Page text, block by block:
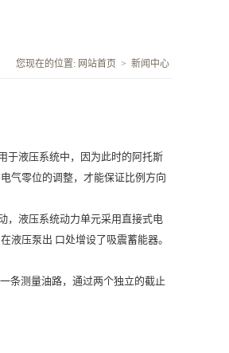
您现在的位置: 网站首页 > 新闻中心
于液压系统中，因为此时的阿托斯
气零位的调整，才能保证比例方向
，液压系统动力单元采用直接式电
液压泵出 口处增设了吸震蓄能器。
条测量油路，通过两个独立的截止